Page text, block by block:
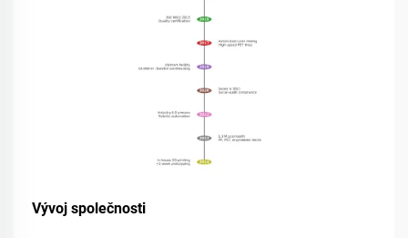
Vývoj společnosti